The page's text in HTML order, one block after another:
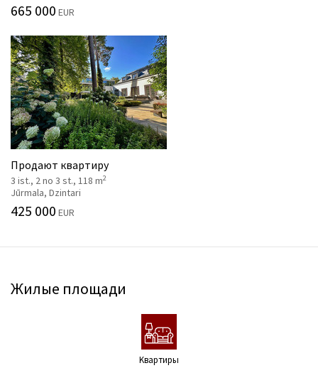
665 000 EUR
Продают квартиру
3 ist., 2 no 3 st., 118 m2
Jūrmala, Dzintari
425 000 EUR
Жилые площади
Kвартиры